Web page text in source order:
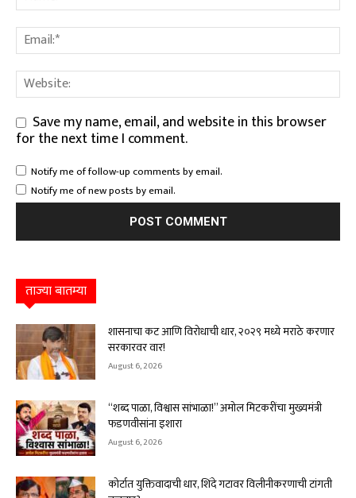
Save my name, email, and website in this browser
for the next time I comment.
Notify me of follow-up comments by email.
Notify me of new posts by email.
ताज्या बातम्या
शासनाचा कट आणि विरोधाची धार, २०२९ मध्ये मराठे करणार
सरकारवर वार!
August 6, 2026
“शब्द पाळा, विश्वास सांभाळा!” अमोल मिटकरींचा मुख्यमंत्री
फडणवीसांना इशारा
August 6, 2026
कोर्टात युक्तिवादाची धार, शिंदे गटावर विलीनीकरणाची टांगती